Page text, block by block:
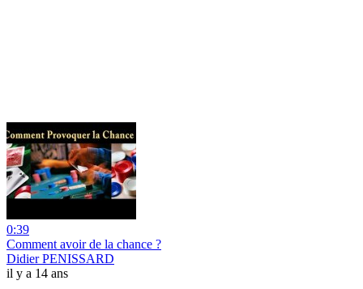
0:39
Comment avoir de la chance ?
Didier PENISSARD
il y a 14 ans